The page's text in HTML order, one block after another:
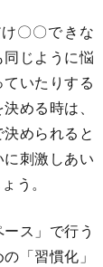
〇〇できな
じように悩
いたりする
める時は、
められると
刺激しあい
う。
ス」で行う
「習慣化」